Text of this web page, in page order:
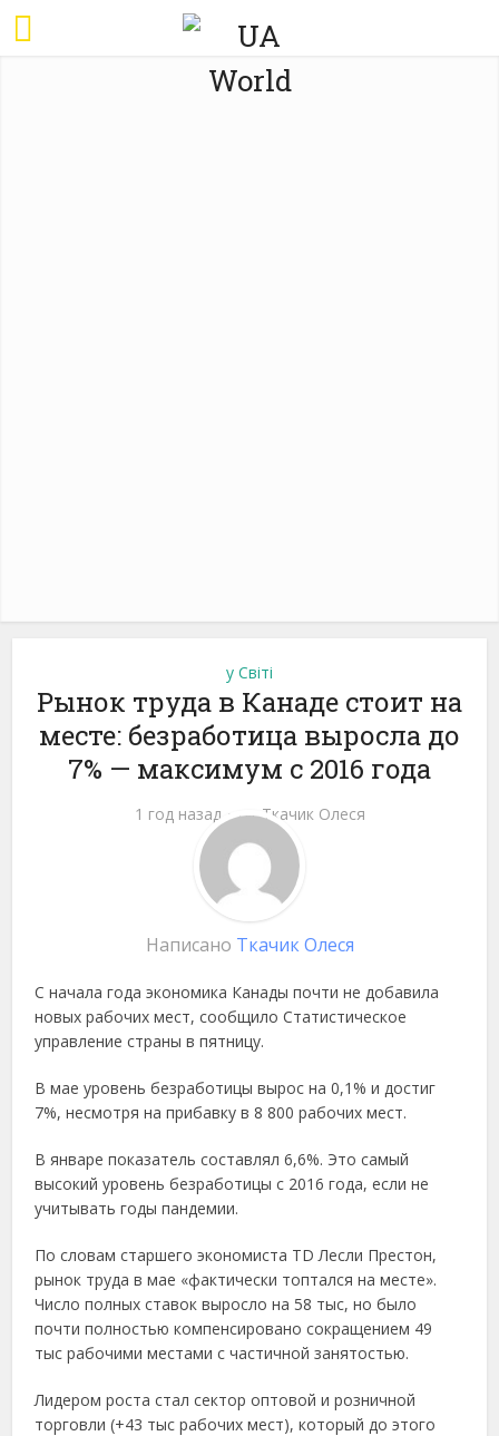
у Світі
Рынок труда в Канаде стоит на
месте: безработица выросла до
7% — максимум с 2016 года
1 год назад отТкачик Олеся
Написано Ткачик Олеся
С начала года экономика Канады почти не добавила
новых рабочих мест, сообщило Статистическое
управление страны в пятницу.
В мае уровень безработицы вырос на 0,1% и достиг
7%, несмотря на прибавку в 8 800 рабочих мест.
В январе показатель составлял 6,6%. Это самый
высокий уровень безработицы с 2016 года, если не
учитывать годы пандемии.
По словам старшего экономиста TD Лесли Престон,
рынок труда в мае «фактически топтался на месте».
Число полных ставок выросло на 58 тыс, но было
почти полностью компенсировано сокращением 49
тыс рабочими местами с частичной занятостью.
Лидером роста стал сектор оптовой и розничной
торговли (+43 тыс рабочих мест), который до этого